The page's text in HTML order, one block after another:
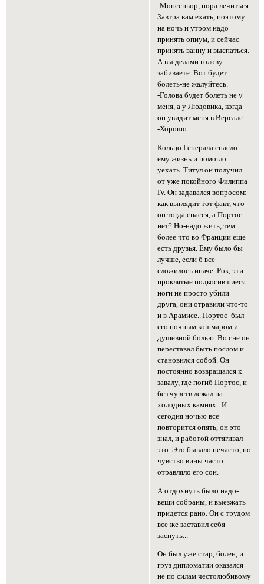
-Монсеньор, пора лечиться.
Завтра вам ехать, поэтому
на ночь и утром надо
принять опиум, и сейчас
принять ванну и выспаться.
А вы делами голову
забиваете. Вот будет
болеть-не жалуйтесь.
-Голова будет болеть не у
меня, а у Людовика, когда
он увидит меня в Версале.
-Хорошо.
Кольцо Генерала спасло
ему жизнь и помогло
уехать. Титул он получил
от уже покойного Филиппа
IV. Он задавался вопросом:
как выглядит тот факт, что
он тогда спасся, а Портос
нет? Но-надо жить, тем
более что во Франции еще
есть друзья. Ему было бы
лучше, если б все
сложилось иначе. Рок, эти
проклятые подкосившиеся
ноги не просто убили
друга, они отравили что-то
и в Арамисе...Портос был
его ночным кошмаром и
душевной болью. Во сне он
переставал быть послом и
становился собой. Он
постоянно возвращался к
завалу, где погиб Портос, и
без чувств лежал на
холодных камнях...И
сегодня ночью все
повторится опять, он это
знал, и работой оттягивал
это. Это бывало нечасто, но
чувство вины часто
отравляло его сон.
А отдохнуть было надо-
вещи собраны, и выезжать
придется рано. Он с трудом
все же заставил себя
заснуть...
Он был уже стар, болен, и
груз дипломатии оказался
не по силам честолюбивому